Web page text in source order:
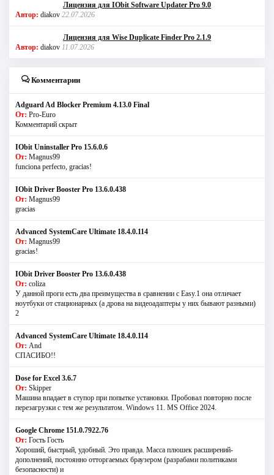
Лицензия для IObit Software Updater Pro 9.0
Автор: diakov 22.07.2026
Лицензия для Wise Duplicate Finder Pro 2.1.9
Автор: diakov 11.07.2026
Комментарии
Adguard Ad Blocker Premium 4.13.0 Final
От: Pro-Euro
Комментарий скрыт
IObit Uninstaller Pro 15.6.0.6
От: Magnus99
funciona perfecto, gracias!
IObit Driver Booster Pro 13.6.0.438
От: Magnus99
gracias
Advanced SystemCare Ultimate 18.4.0.114
От: Magnus99
gracias!
IObit Driver Booster Pro 13.6.0.438
От: coliza
У данной проги есть два преимущества в сравнении с Easy.1 она отличает
ноутбуки от стационарных (а дрова на видеоадаптеры у них бывают разными)
2
Advanced SystemCare Ultimate 18.4.0.114
От: And
СПАСИБО!!
Dose for Excel 3.6.7
От: Skipper
Машина впадает в ступор при попытке установки. Пробовал повторно после
перезагрузки с тем же результатом. Windows 11. MS Offiсe 2024.
Google Chrome 151.0.7922.76
От: Гость Гость
Хороший, быстрый, удобный. Это правда. Масса плюшек расширений-
дополнений, постоянно отторгаемых браузером (разрабами политиками
безопасности) и